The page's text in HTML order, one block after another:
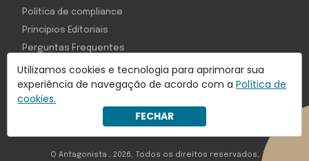
Utilizamos cookies e tecnologia para aprimorar sua
experiência de navegação de acordo com a Política de
cookies.
FECHAR
Com inteligência e tecnologia:
Object1ve - Marketing Solution
Política de compliance
Princípios Editoriais
Perguntas Frequentes
O Antagonista , 2026, Todos os direitos reservados,